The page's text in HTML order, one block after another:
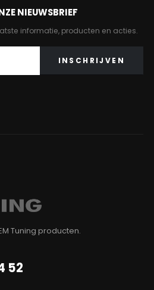
NIEUWSBRIEF
informatie, producten en acties.
Tuning producten.
52